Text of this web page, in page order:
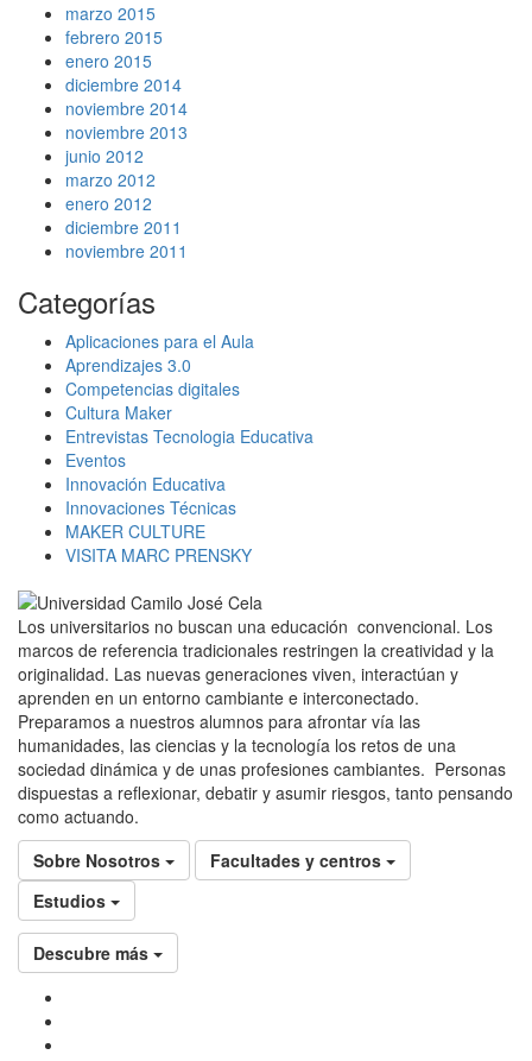
marzo 2015
febrero 2015
enero 2015
diciembre 2014
noviembre 2014
noviembre 2013
junio 2012
marzo 2012
enero 2012
diciembre 2011
noviembre 2011
Categorías
Aplicaciones para el Aula
Aprendizajes 3.0
Competencias digitales
Cultura Maker
Entrevistas Tecnologia Educativa
Eventos
Innovación Educativa
Innovaciones Técnicas
MAKER CULTURE
VISITA MARC PRENSKY
Los universitarios no buscan una educación convencional. Los
marcos de referencia tradicionales restringen la creatividad y la
originalidad. Las nuevas generaciones viven, interactúan y
aprenden en un entorno cambiante e interconectado.
Preparamos a nuestros alumnos para afrontar vía las
humanidades, las ciencias y la tecnología los retos de una
sociedad dinámica y de unas profesiones cambiantes. Personas
dispuestas a reflexionar, debatir y asumir riesgos, tanto pensando
como actuando.
Sobre Nosotros
Facultades y centros
Estudios
Descubre más